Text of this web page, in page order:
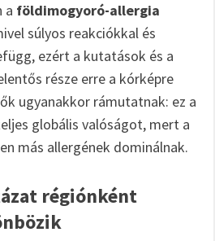
a földimogyoró-allergia
súlyos reakciókkal és
ezért a kutatások és a
része erre a kórképre
ugyanakkor rámutatnak: ez a
globális valóságot, mert a
más allergének dominálnak.
régiónként